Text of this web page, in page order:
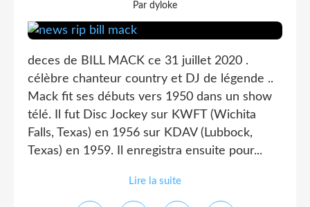
Par dyloke
deces de BILL MACK ce 31 juillet 2020 .
célèbre chanteur country et DJ de légende ..
Mack fit ses débuts vers 1950 dans un show
télé. Il fut Disc Jockey sur KWFT (Wichita
Falls, Texas) en 1956 sur KDAV (Lubbock,
Texas) en 1959. Il enregistra ensuite pour...
Lire la suite